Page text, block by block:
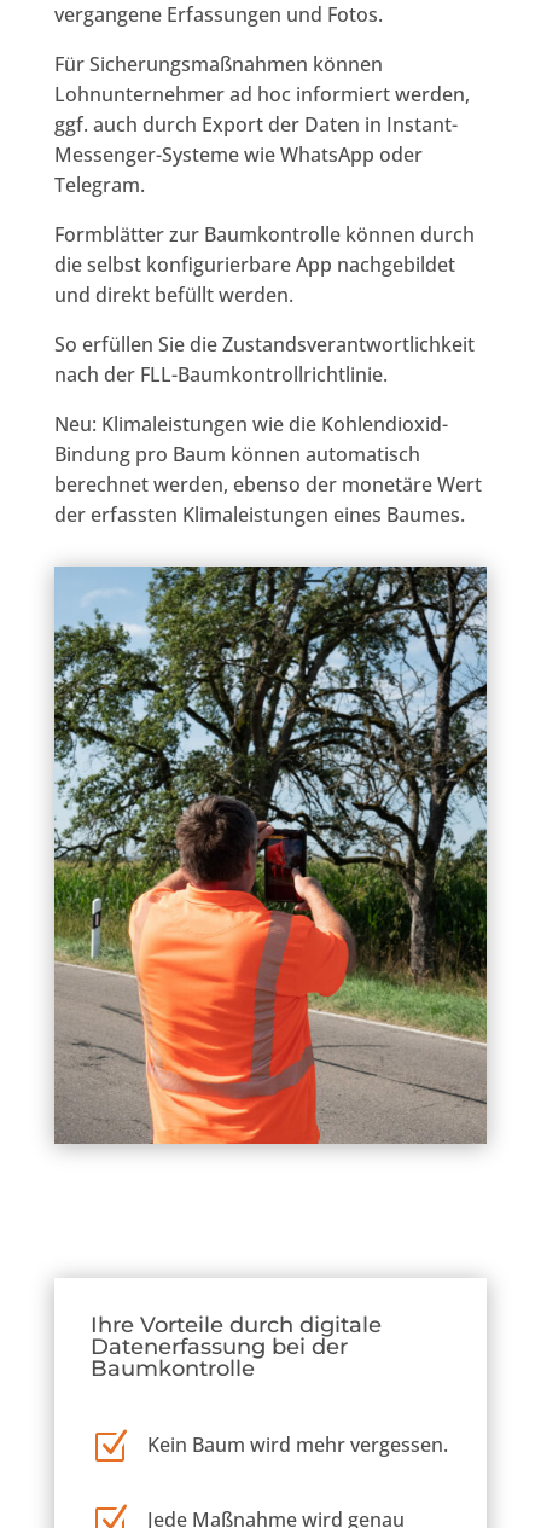
vergangene Erfassungen und Fotos.
Für Sicherungsmaßnahmen können
Lohnunternehmer ad hoc informiert werden,
ggf. auch durch Export der Daten in Instant-
Messenger-Systeme wie WhatsApp oder
Telegram.
Formblätter zur Baumkontrolle können durch
die selbst konfigurierbare App nachgebildet
und direkt befüllt werden.
So erfüllen Sie die Zustandsverantwortlichkeit
nach der FLL-Baumkontrollrichtlinie.
Neu: Klimaleistungen wie die Kohlendioxid-
Bindung pro Baum können automatisch
berechnet werden, ebenso der monetäre Wert
der erfassten Klimaleistungen eines Baumes.
Ihre Vorteile durch digitale
Datenerfassung bei der
Baumkontrolle
Z Kein Baum wird mehr vergessen.
Jede Maßnahme wird genau